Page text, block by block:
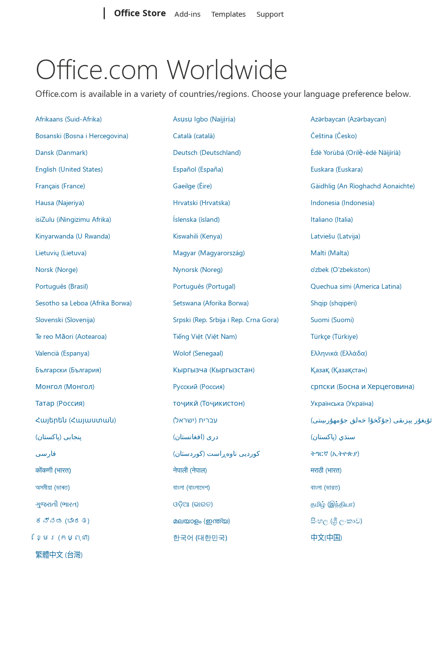
Office Store Add-ins Templates Support
Office.com Worldwide
Office.com is available in a variety of countries/regions. Choose your language preference below.
Afrikaans (Suid-Afrika) Asụsụ Igbo (Naịjịrịa) Azərbaycan (Azərbaycan)
Bosanski (Bosna i Hercegovina)
Català (català) Čeština (Česko)
Dansk (Danmark)
Deutsch (Deutschland) Èdè Yorùbá (Orilẹ̀-èdè Nàìjíríà)
English (United States)
Español (España) Euskara (Euskara)
Français (France)
Gaeilge (Éire) Gàidhlig (An Rìoghachd Aonaichte)
Hausa (Najeriya)
Hrvatski (Hrvatska) Indonesia (Indonesia)
isiZulu (iNingizimu Afrika)
Íslenska (ísland) Italiano (Italia)
Kinyarwanda (U Rwanda)
Kiswahili (Kenya) Latviešu (Latvija)
Lietuvių (Lietuva)
Magyar (Magyarország) Malti (Malta)
Norsk (Norge)
Nynorsk (Noreg) o'zbek (O'zbekiston)
Português (Brasil)
Português (Portugal) Quechua simi (America Latina)
Sesotho sa Leboa (Afrika Borwa)
Setswana (Aforika Borwa) Shqip (shqipëri)
Slovenski (Slovenija)
Srpski (Rep. Srbija i Rep. Crna Gora) Suomi (Suomi)
Te reo Māori (Aotearoa)
Tiếng Việt (Việt Nam) Türkçe (Türkiye)
Valencià (Espanya)
Wolof (Senegaal) Ελληνικά (Ελλάδα)
Български (България)
Кыргызча (Кыргызстан) Қазақ (Қазақстан)
Монгол (Монгол)
Русский (Россия) српски (Босна и Херцеговина)
Татар (Россия)
тоҷикӣ (Тоҷикистон) Українська (Україна)
Հայերեն (Հայաստան)
עברית (ישראל) ئۇيغۇر يېزىقى (جۇڭخۇا خەلق جۇمھۇرىيىتى)
پنجابی (پاکستان)
درى (افغانستان) سنڌي (پاکستان)
فارسى
کوردیی ناوەڕاست (کوردستان) ትግርኛ (ኢትዮጵያ)
कोंकणी (भारत) नेपाली (नेपाल) मराठी (भारत)
অসমীয়া (ভাৰত) বাংলা (বাংলাদেশ) বাংলা (ভারত)
ગુજરાતી (ભારત)
ଓଡ଼ିଆ (ଭାରତ) தமிழ் (இந்தியா)
ಕನ್ನಡ (ಭಾರತ)
മലയാളം (ഇന്ത്യ) සිංහල (ශ්‍රී ලංකාව)
ខ្មែរ (កម្ពុជា)
한국어 (대한민국) 中文(中国)
繁體中文 (台灣)